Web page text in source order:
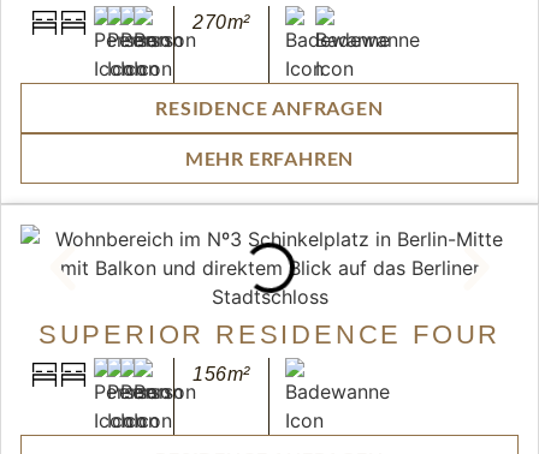
270m²
RESIDENCE ANFRAGEN
MEHR ERFAHREN
SUPERIOR RESIDENCE FOUR
156m²